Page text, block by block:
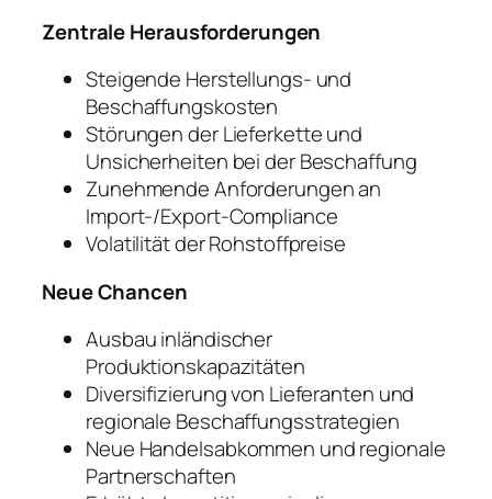
Zentrale Herausforderungen
Steigende Herstellungs- und
Beschaffungskosten
Störungen der Lieferkette und
Unsicherheiten bei der Beschaffung
Zunehmende Anforderungen an
Import-/Export-Compliance
Volatilität der Rohstoffpreise
Neue Chancen
Ausbau inländischer
Produktionskapazitäten
Diversifizierung von Lieferanten und
regionale Beschaffungsstrategien
Neue Handelsabkommen und regionale
Partnerschaften